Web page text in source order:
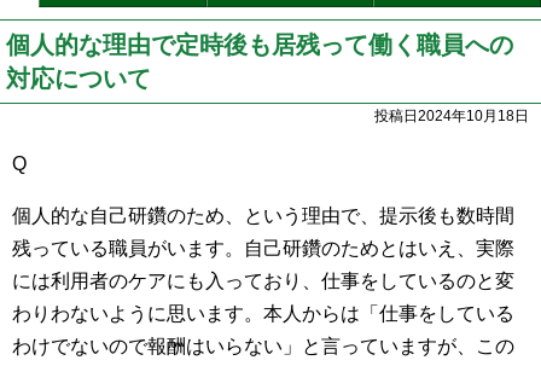
個人的な理由で定時後も居残って働く職員への
対応について
投稿日2024年10月18日
Q
個人的な自己研鑽のため、という理由で、提示後も数時間
残っている職員がいます。自己研鑽のためとはいえ、実際
には利用者のケアにも入っており、仕事をしているのと変
わりわないように思います。本人からは「仕事をしている
わけでないので報酬はいらない」と言っていますが、この